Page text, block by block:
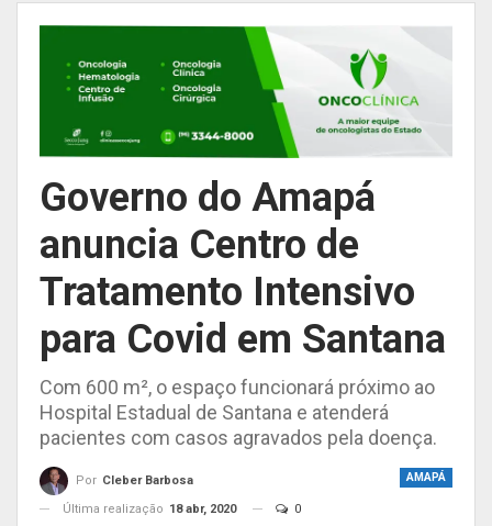
Governo do Amapá
anuncia Centro de
Tratamento Intensivo
para Covid em Santana
Com 600 m², o espaço funcionará próximo ao
Hospital Estadual de Santana e atenderá
pacientes com casos agravados pela doença.
AMAPÁ
Por Cleber Barbosa
Última realização 18 abr, 2020 0